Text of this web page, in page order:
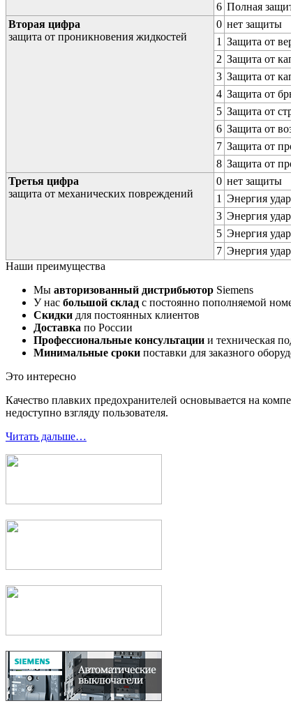
6 Полная
Вторая цифра
защита от проникновения жидкостей
0 нет защиты
1 Защита от
2 Защита от
3 Защита от
4 Защита от
5 Защита от
6 Защита от
7 Защита от
8 Защита от
Третья цифра
защита от механических повреждений
0 нет защиты
1 Энергия
3 Энергия
5 Энергия
7 Энергия
Наши преимущества
Мы авторизованный дистрибьютор Siemens
У нас большой склад с постоянно пополняемой
Скидки для постоянных клиентов
Доставка по России
Профессиональные консультации и техническая
Минимальные сроки поставки для заказного
Это интересно
Качество плавких предохранителей основывается на
недоступно взгляду пользователя.
Читать дальше…